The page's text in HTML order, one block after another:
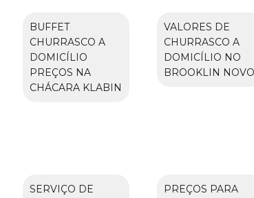
BUFFET
CHURRASCO A
DOMICÍLIO
PREÇOS NA
CHÁCARA KLABIN
VALORES DE
CHURRASCO A
DOMICÍLIO NO
BROOKLIN NOVO
SERVIÇO DE
PREÇOS PARA